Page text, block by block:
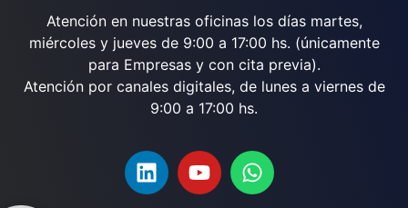
Atención en nuestras oficinas los días martes,
miércoles y jueves de 9:00 a 17:00 hs. (únicamente
para Empresas y con cita previa).
Atención por canales digitales, de lunes a viernes de
9:00 a 17:00 hs.